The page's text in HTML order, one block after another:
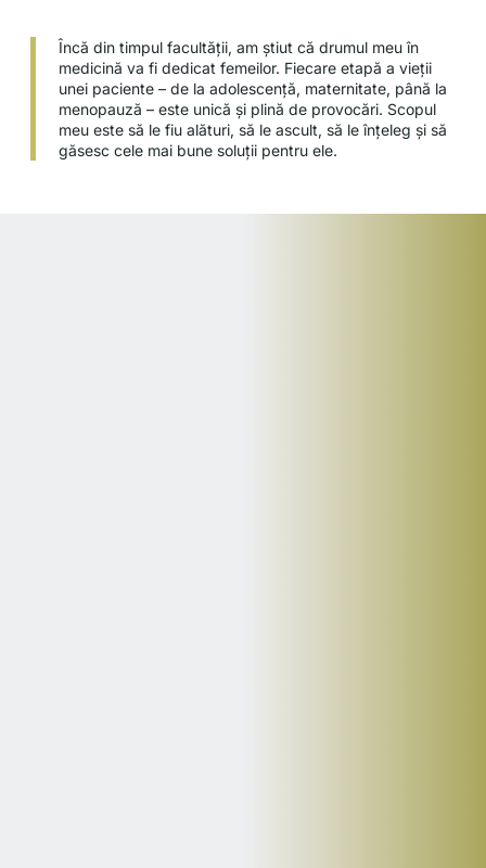
Încă din timpul facultății, am știut că drumul meu în
medicină va fi dedicat femeilor. Fiecare etapă a vieții
unei paciente – de la adolescență, maternitate, până la
menopauză – este unică și plină de provocări. Scopul
meu este să le fiu alături, să le ascult, să le înțeleg și să
găsesc cele mai bune soluții pentru ele.